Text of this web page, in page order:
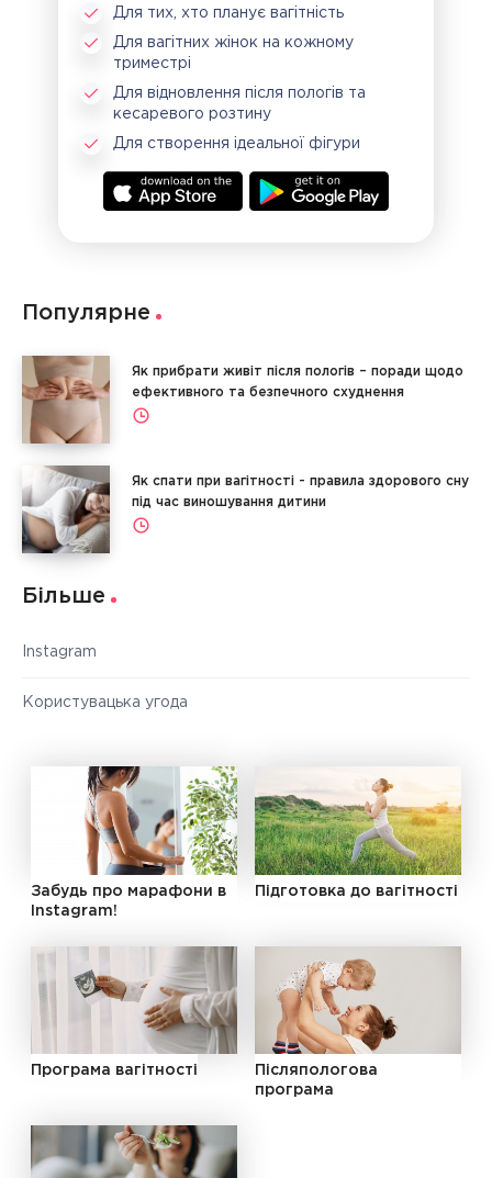
Для тих, хто планує вагітність
Для вагітних жінок на кожному
триместрі
Для відновлення після пологів та
кесаревого розтину
Для створення ідеальної фігури
Популярне
Як прибрати живіт після пологів – поради щодо
ефективного та безпечного схуднення
Як спати при вагітності - правила здорового сну
під час виношування дитини
Більше
Instagram
Користувацька угода
Забудь про марафони в
Instagram!
Підготовка до вагітності
Програма вагітності
Післяпологова
програма